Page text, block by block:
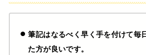
筆記はなるべく早く手を付けて毎
た方が良いです。